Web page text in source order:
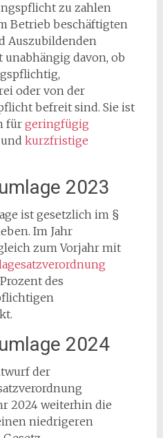
zu zahlen
Betrieb beschäftigten
Auszubildenden
davon, ob
oder von der
befreit sind. Sie ist
fürgeringfügig
kurzfristige
2023
ist gesetzlich im §
Im Jahr
zum Vorjahr mit
des
2024
der
2024 weiterhin die
niedrigeren